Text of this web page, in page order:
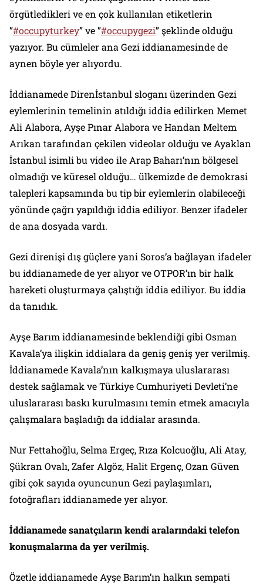
örgütledikleri ve en çok kullanılan etiketlerin
”#occupyturkey” ve ”#occupygezi” şeklinde olduğu
yazıyor. Bu cümleler ana Gezi iddianamesinde de
aynen böyle yer alıyordu.
İddianamede Direnİstanbul sloganı üzerinden Gezi
eylemlerinin temelinin atıldığı iddia edilirken Memet
Ali Alabora, Ayşe Pınar Alabora ve Handan Meltem
Arıkan tarafından çekilen videolar olduğu ve Ayaklan
İstanbul isimli bu video ile Arap Baharı’nın bölgesel
olmadığı ve küresel olduğu… ülkemizde de demokrasi
talepleri kapsamında bu tip bir eylemlerin olabileceği
yönünde çağrı yapıldığı iddia ediliyor. Benzer ifadeler
de ana dosyada vardı.
Gezi direnişi dış güçlere yani Soros’a bağlayan ifadeler
bu iddianamede de yer alıyor ve OTPOR’ın bir halk
hareketi oluşturmaya çalıştığı iddia ediliyor. Bu iddia
da tanıdık.
Ayşe Barım iddianamesinde beklendiği gibi Osman
Kavala’ya ilişkin iddialara da geniş geniş yer verilmiş.
İddianamede Kavala’nın kalkışmaya uluslararası
destek sağlamak ve Türkiye Cumhuriyeti Devleti’ne
uluslararası baskı kurulmasını temin etmek amacıyla
çalışmalara başladığı da iddialar arasında.
Nur Fettahoğlu, Selma Ergeç, Rıza Kolcuoğlu, Ali Atay,
Şükran Ovalı, Zafer Algöz, Halit Ergenç, Ozan Güven
gibi çok sayıda oyuncunun Gezi paylaşımları,
fotoğrafları iddianamede yer alıyor.
İddianamede sanatçıların kendi aralarındaki telefon
konuşmalarına da yer verilmiş.
Özetle iddianamede Ayşe Barım’ın halkın sempati